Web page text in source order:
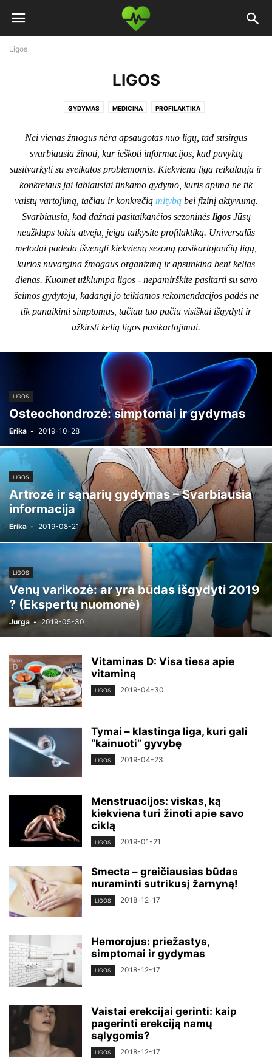
Ligos
LIGOS
GYDYMAS MEDICINA PROFILAKTIKA
Nei vienas žmogus nėra apsaugotas nuo ligų, tad susirgus
svarbiausia žinoti, kur ieškoti informacijos, kad pavyktų
susitvarkyti su sveikatos problemomis. Kiekviena liga reikalauja ir
konkretaus jai labiausiai tinkamo gydymo, kuris apima ne tik
vaistų vartojimą, tačiau ir konkrečią mitybąbei fizinį aktyvumą.
Svarbiausia, kad dažnai pasitaikančios sezoninės ligosJūsų
neužklups tokiu atveju, jeigu taikysite profilaktiką. Universalūs
metodai padeda išvengti kiekvieną sezoną pasikartojančių ligų,
kurios nuvargina žmogaus organizmą ir apsunkina bent kelias
dienas. Kuomet užklumpa ligos - nepamirškite pasitarti su savo
šeimos gydytoju, kadangi jo teikiamos rekomendacijos padės ne
tik panaikinti simptomus, tačiau tuo pačiu visiškai išgydyti ir
užkirsti kelią ligos pasikartojimui.
LIGOS
Osteochondrozė: simptomai ir gydymas
Erika - 2019-10-28
LIGOS
Artrozė ir sąnarių gydymas – Svarbiausia
informacija
Erika - 2019-08-21
LIGOS
Venų varikozė: ar yra būdas išgydyti 2019
? (Ekspertų nuomonė)
Jurga - 2019-05-30
Vitaminas D: Visa tiesa apie
vitaminą
LIGOS 2019-04-30
Tymai – klastinga liga, kuri gali
“kainuoti” gyvybę
LIGOS 2019-04-23
Menstruacijos: viskas, ką
kiekviena turi žinoti apie savo
ciklą
LIGOS 2019-01-21
Smecta – greičiausias būdas
nuraminti sutrikusį žarnyną!
LIGOS 2018-12-17
Hemorojus: priežastys,
simptomai ir gydymas
LIGOS 2018-12-17
Vaistai erekcijai gerinti: kaip
pagerinti erekciją namų
sąlygomis?
LIGOS 2018-12-17